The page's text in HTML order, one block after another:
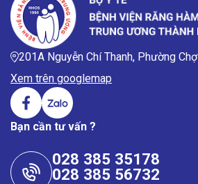
201A Nguyễn Chí Thanh, Phường
Xem trên googlemap
Bạn cần tư vấn ?
028 385 35178
028 385 56732